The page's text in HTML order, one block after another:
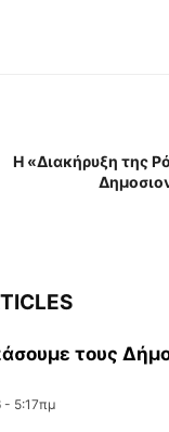
Η «Διακήρυξη της
τους
- 5:17πμ